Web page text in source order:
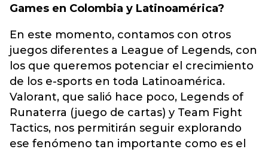
Games en Colombia y Latinoamérica?
En este momento, contamos con otros
juegos diferentes a League of Legends, con
los que queremos potenciar el crecimiento
de los e-sports en toda Latinoamérica.
Valorant, que salió hace poco, Legends of
Runaterra (juego de cartas) y Team Fight
Tactics, nos permitirán seguir explorando
ese fenómeno tan importante como es el